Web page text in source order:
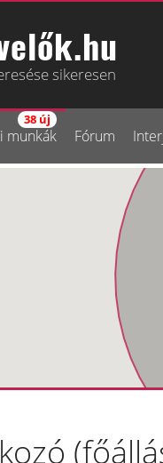
sikeresen
munkák
38 új
Fórum